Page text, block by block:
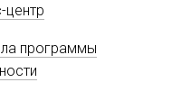
центр
программы